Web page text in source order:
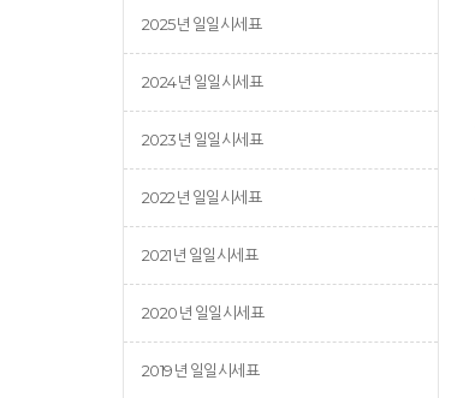
2025년 일일시세표
2024년 일일시세표
2023년 일일시세표
2022년 일일시세표
2021년 일일시세표
2020년 일일시세표
2019년 일일시세표